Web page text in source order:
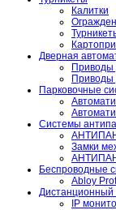
Калитки
Дверная
Приводы
Приводы
Парковочные
Системы
Замки
Беспроводные
Abloy
Дистанционный
IP